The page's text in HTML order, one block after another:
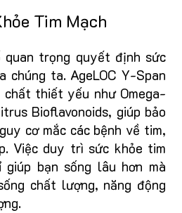
Tim Mạch
trọng quyết định sức
chúng ta. AgeLOC Y-Span
chất thiết yếu như Omega-
Bioflavonoids, giúp bảo
cơ mắc các bệnh về tim,
Việc duy trì sức khỏe tim
bạn sống lâu hơn mà
chất lượng, năng động